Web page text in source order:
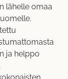
lähelle omaa
ja helppo